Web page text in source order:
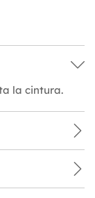
la cintura.